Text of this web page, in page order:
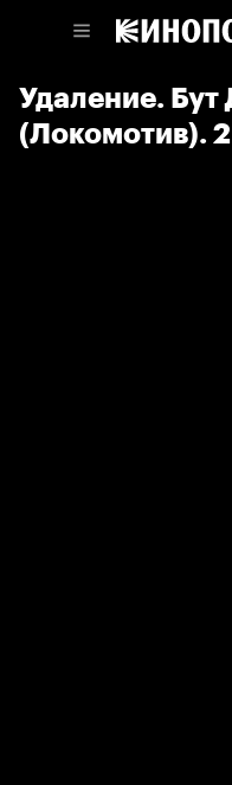
Удаление. Бут
(Локомотив).